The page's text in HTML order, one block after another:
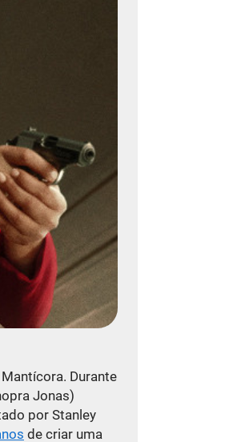
Durante
Jonas)
por Stanley
de criar uma